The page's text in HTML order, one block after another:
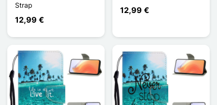
Strap
12,99 €
12,99 €